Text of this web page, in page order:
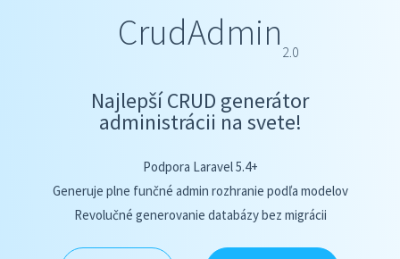
CrudAdmin 2.0
Najlepší CRUD generátor
administrácii na svete!
Podpora Laravel 5.4+
Generuje plne funčné admin rozhranie podľa modelov
Revolučné generovanie databázy bez migrácii